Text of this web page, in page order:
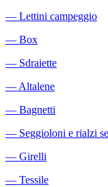
― Lettini campeggio
― Box
― Sdraiette
―Altalene
― Bagnetti
― Seggioloni e rialzi
― Girelli
― Tessile